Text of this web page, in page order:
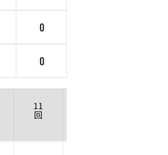
0
0
11
回